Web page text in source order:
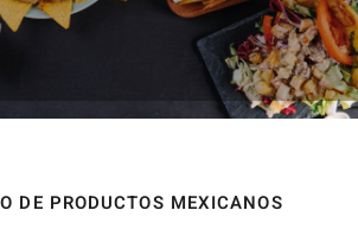
DE PRODUCTOS MEXICANOS